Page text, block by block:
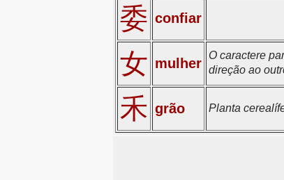
委 confiar
女 mulher
O caractere
direção ao
禾 grão Planta